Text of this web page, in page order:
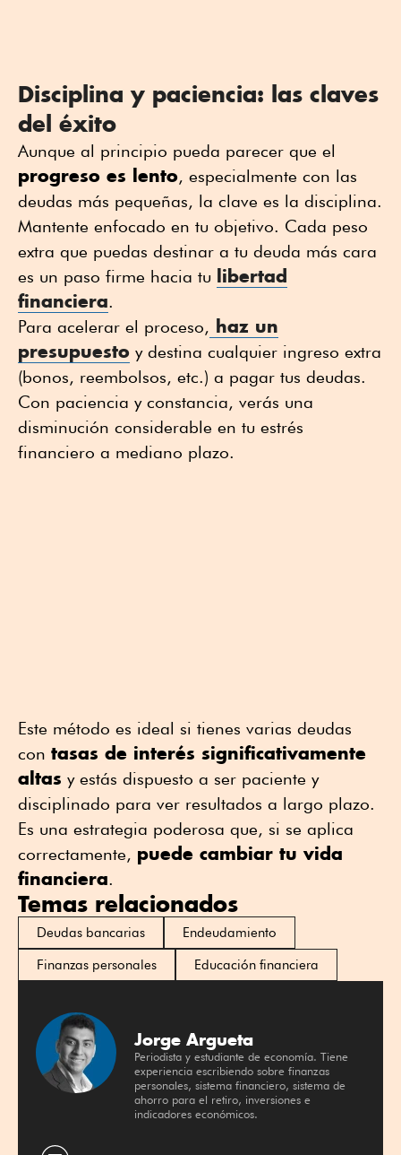
Disciplina y paciencia: las claves
del éxito
Aunque al principio pueda parecer que el
progreso es lento, especialmente con las
deudas más pequeñas, la clave es la disciplina.
Mantente enfocado en tu objetivo. Cada peso
extra que puedas destinar a tu deuda más cara
es un paso firme hacia tu libertad
financiera.
Para acelerar el proceso, haz un
presupuesto y destina cualquier ingreso extra
(bonos, reembolsos, etc.) a pagar tus deudas.
Con paciencia y constancia, verás una
disminución considerable en tu estrés
financiero a mediano plazo.
Este método es ideal si tienes varias deudas
con tasas de interés significativamente
altas y estás dispuesto a ser paciente y
disciplinado para ver resultados a largo plazo.
Es una estrategia poderosa que, si se aplica
correctamente, puede cambiar tu vida
financiera.
Temas relacionados
Deudas bancarias
Endeudamiento
Finanzas personales
Educación financiera
Jorge Argueta
Periodista y estudiante de economía. Tiene
experiencia escribiendo sobre finanzas
personales, sistema financiero, sistema de
ahorro para el retiro, inversiones e
indicadores económicos.